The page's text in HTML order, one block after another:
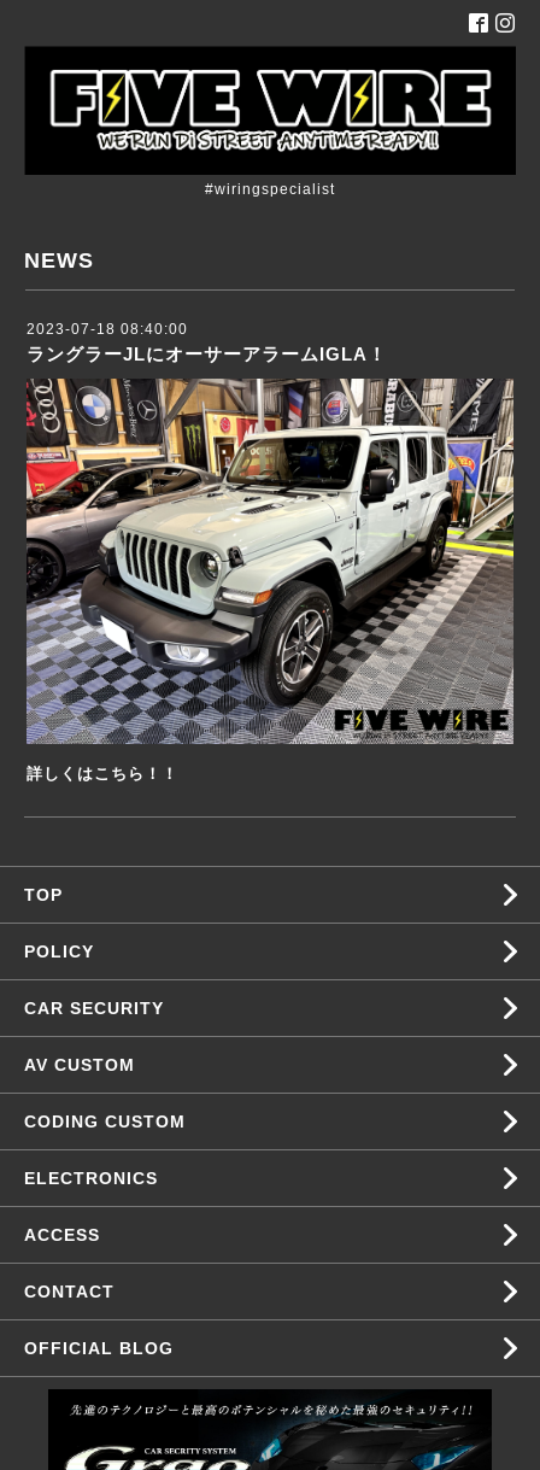
#wiringspecialist
NEWS
2023-07-18 08:40:00
ラングラーJLにオーサーアラームIGLA！
詳しくはこちら！！
TOP
POLICY
CAR SECURITY
AV CUSTOM
CODING CUSTOM
ELECTRONICS
ACCESS
CONTACT
OFFICIAL BLOG